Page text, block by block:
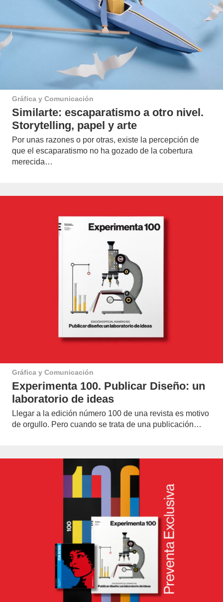
Gráfica y Comunicación
Similarte: escaparatismo a otro nivel.
Storytelling, papel y arte
Por unas razones o por otras, existe la percepción de
que el escaparatismo no ha gozado de la cobertura
merecida…
Gráfica y Comunicación
Experimenta 100. Publicar Diseño: un
laboratorio de ideas
Llegar a la edición número 100 de una revista es motivo
de orgullo. Pero cuando se trata de una publicación…